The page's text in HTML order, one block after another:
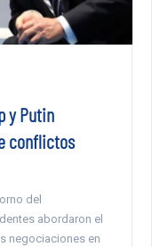
y Putin
conflictos
del
abordaron el
negociaciones en